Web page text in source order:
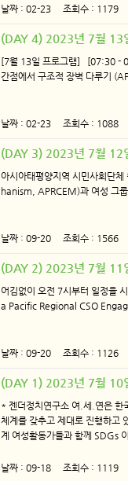
날짜 : 02-23 조회수 : 1179
(DAY 4) 2023년 7월 13
[7월 13일 프로그램] [07:30 -
간점에서 구조적 장벽 다루기
날짜 : 02-23 조회수 : 1088
(DAY 3) 2023년 7월 12
아시아태평양지역 시민사회단
hanism, APRCEM)과 여성 그
날짜 : 09-20 조회수 : 1566
(DAY 2) 2023년 7월 11
어김없이 오전 7시부터 일정을
a Pacific Regional CSO
날짜 : 09-20 조회수 : 1126
(DAY 1) 2023년 7월 10
* 젠더정치연구소 여.세.연은 한
체계를 갖추고 제대로 진행하고
계 여성활동가들과 함께 SDGs
날짜 : 09-18 조회수 : 1119